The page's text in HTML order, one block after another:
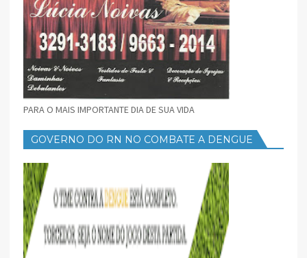
PARA O MAIS IMPORTANTE DIA DE SUA VIDA
GOVERNO DO RN NO COMBATE A DENGUE